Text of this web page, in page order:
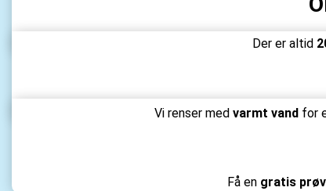
Der er altid
Vi renser med varmt vand for
Få en gratis